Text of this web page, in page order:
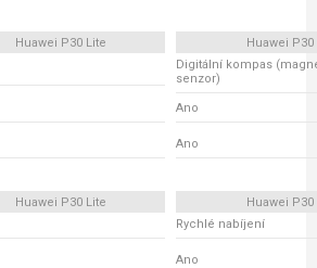
Huawei P30 Lite
Huawei P30
Digitální kompas
senzor)
Ano
Ano
Huawei P30 Lite
Huawei P30
Rychlé nabíjení
Ano